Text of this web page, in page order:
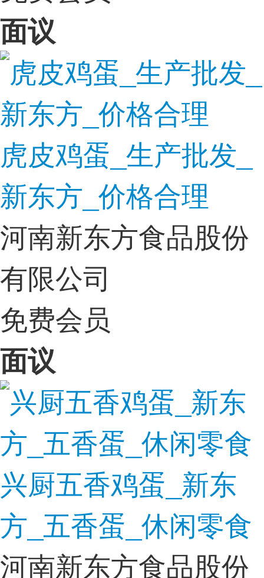
面议
虎皮鸡蛋_生产批发_
新东方_价格合理
河南新东方食品股份
有限公司
免费会员
面议
兴厨五香鸡蛋_新东
方_五香蛋_休闲零食
河南新东方食品股份